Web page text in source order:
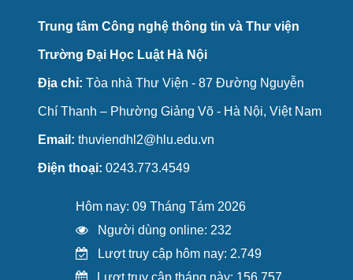
Trung tâm Công nghệ thông tin và Thư viện
Trường Đại Học Luật Hà Nội
Địa chỉ: Tòa nhà Thư Viện - 87 Đường Nguyễn
Chí Thanh – Phường Giảng Võ - Hà Nội, Việt Nam
Email: thuviendhl2@hlu.edu.vn
Điện thoại: 0243.773.4549
Hôm nay: 09 Tháng Tám 2026
Người dùng online: 232
Lượt truy cập hôm nay: 2.749
Lượt truy cập tháng này: 156.757